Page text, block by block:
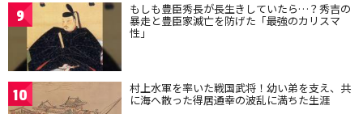
9 もしも豊臣秀長が長生きしていたら…？秀吉の
暴走と豊臣家滅亡を防げた「最強のカリスマ
性」
10 村上水軍を率いた戦国武将！幼い弟を支え、共
に海へ散った得居通幸の波乱に満ちた生涯